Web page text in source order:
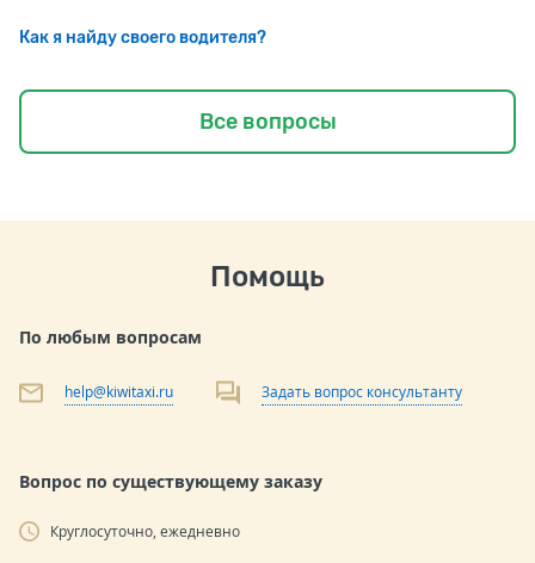
Как я найду своего водителя?
Все вопросы
Помощь
По любым вопросам
help@kiwitaxi.ru Задать вопрос консультанту
Вопрос по существующему заказу
Круглосуточно, ежедневно